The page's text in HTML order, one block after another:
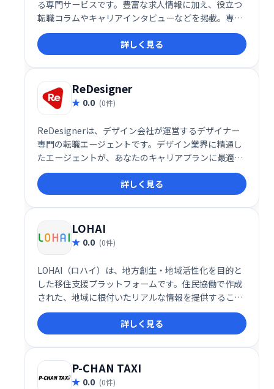
る専門サービスです。豊富な求人情報に加え、役立つ
転職コラムやキャリアインタビューなどを掲載。専門
性の高い知識と経験を持つ転職希望者と、最適な人材
を求める企業を繋ぎます。理想のキャリア実現に向け
て、ぜひHUPROをご活用ください。
詳しく見る
ReDesigner
0.0 (0件)
ReDesignerは、デザイン会社が運営するデザイナー
専門の転職エージェントです。デザイン業界に精通し
たエージェントが、あなたのキャリアプランに最適な
求人を提案します。専任担当者が丁寧にサポートし、
転職活動をスムーズに進めるお手伝いをいたします。
デザイナーの方は無料で利用可能です。
詳しく見る
LOHAI
0.0 (0件)
LOHAI（ロハイ）は、地方創生・地域活性化を目的と
した移住支援プラットフォームです。住民協働で作成
された、地域に根付いたリアルな情報を提供すること
で、移住を検討する方にとって貴重なツールとなりま
す。安心して移住先を選べるよう、地元住民ならでは
の視点を取り入れた情報を掲載しています。
詳しく見る
P-CHAN TAXI
0.0 (0件)